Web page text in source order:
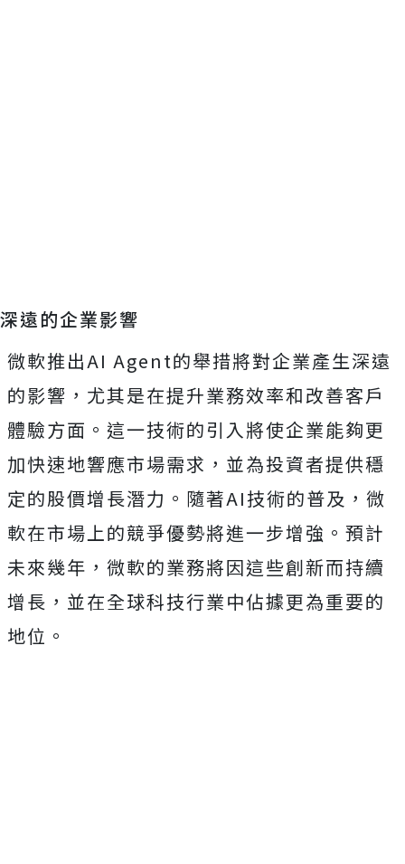
深遠的企業影響
微軟推出AI Agent的舉措將對企業產生深遠
的影響，尤其是在提升業務效率和改善客戶
體驗方面。這一技術的引入將使企業能夠更
加快速地響應市場需求，並為投資者提供穩
定的股價增長潛力。隨著AI技術的普及，微
軟在市場上的競爭優勢將進一步增強。預計
未來幾年，微軟的業務將因這些創新而持續
增長，並在全球科技行業中佔據更為重要的
地位。